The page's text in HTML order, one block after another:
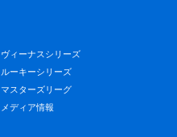
ヴィーナスシリーズ
ルーキーシリーズ
マスターズリーグ
メディア情報